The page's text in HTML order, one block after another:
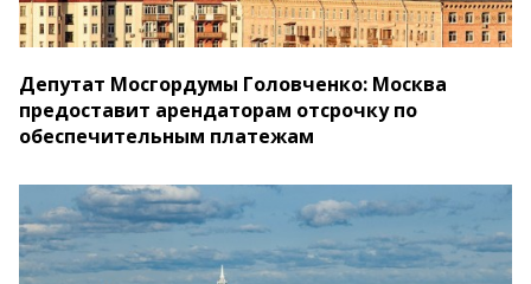
Депутат Мосгордумы Головченко: Москва
предоставит арендаторам отсрочку по
обеспечительным платежам